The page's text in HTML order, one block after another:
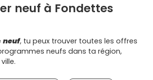
neuf à Fondettes
neuf, tu peux trouver toutes les offres
neufs dans ta région,